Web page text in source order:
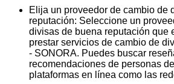
Elija un proveedor de cambio de
reputación: Seleccione un
divisas de buena reputación que
prestar servicios de cambio de
- SONORA. Puedes buscar
recomendaciones de personas
plataformas en línea como las